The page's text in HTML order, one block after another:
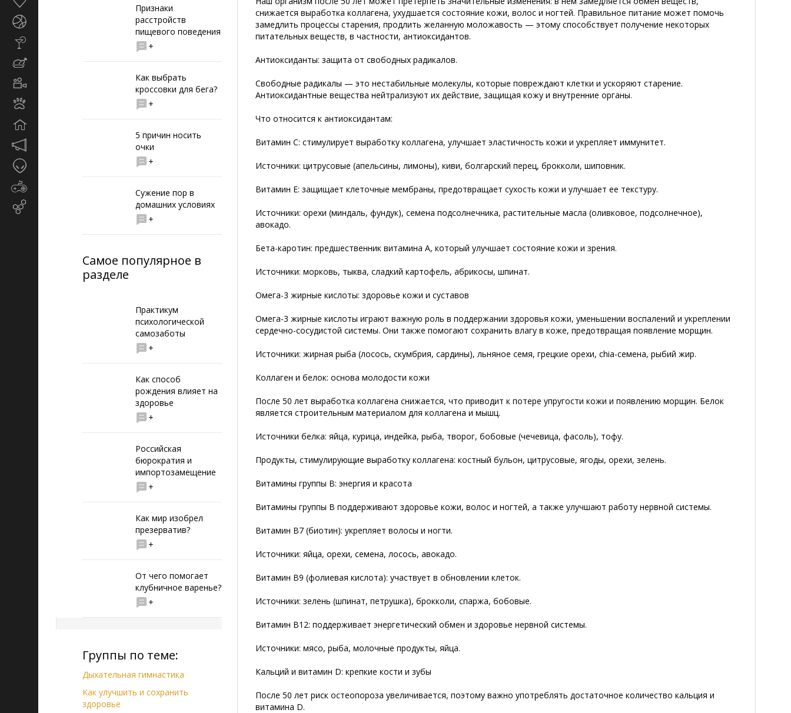
Признаки
расстройств
пищевого поведения
+
Как выбрать
кроссовки для бега?
+
5 причин носить
очки
+
Сужение пор в
домашних условиях
+
Самое популярное в
разделе
Практикум
психологической
самозаботы
+
Как способ
рождения влияет на
здоровье
+
Российская
бюрократия и
импортозамещение
+
Как мир изобрел
презерватив?
+
От чего помогает
клубничное варенье?
+
Группы по теме:
Дыхательная гимнастика
Как улучшить и сохранить
здоровье
снижается выработка коллагена, ухудшается состояние кожи, волос и ногтей. Правильное питание может помочь
замедлить процессы старения, продлить желанную моложавость — этому способствует получение некоторых
питательных веществ, в частности, антиоксидантов.
Антиоксиданты: защита от свободных радикалов.
Свободные радикалы — это нестабильные молекулы, которые повреждают клетки и ускоряют старение.
Антиоксидантные вещества нейтрализуют их действие, защищая кожу и внутренние органы.
Что относится к антиоксидантам:
Витамин С: стимулирует выработку коллагена, улучшает эластичность кожи и укрепляет иммунитет.
Источники: цитрусовые (апельсины, лимоны), киви, болгарский перец, брокколи, шиповник.
Витамин Е: защищает клеточные мембраны, предотвращает сухость кожи и улучшает ее текстуру.
Источники: орехи (миндаль, фундук), семена подсолнечника, растительные масла (оливковое, подсолнечное),
авокадо.
Бета-каротин: предшественник витамина А, который улучшает состояние кожи и зрения.
Источники: морковь, тыква, сладкий картофель, абрикосы, шпинат.
Омега-3 жирные кислоты: здоровье кожи и суставов
Омега-3 жирные кислоты играют важную роль в поддержании здоровья кожи, уменьшении воспалений и укреплении
сердечно-сосудистой системы. Они также помогают сохранить влагу в коже, предотвращая появление морщин.
Источники: жирная рыба (лосось, скумбрия, сардины), льняное семя, грецкие орехи, chia-семена, рыбий жир.
Коллаген и белок: основа молодости кожи
После 50 лет выработка коллагена снижается, что приводит к потере упругости кожи и появлению морщин. Белок
является строительным материалом для коллагена и мышц.
Источники белка: яйца, курица, индейка, рыба, творог, бобовые (чечевица, фасоль), тофу.
Продукты, стимулирующие выработку коллагена: костный бульон, цитрусовые, ягоды, орехи, зелень.
Витамины группы В: энергия и красота
Витамины группы В поддерживают здоровье кожи, волос и ногтей, а также улучшают работу нервной системы.
Витамин В7 (биотин): укрепляет волосы и ногти.
Источники: яйца, орехи, семена, лосось, авокадо.
Витамин В9 (фолиевая кислота): участвует в обновлении клеток.
Источники: зелень (шпинат, петрушка), брокколи, спаржа, бобовые.
Витамин В12: поддерживает энергетический обмен и здоровье нервной системы.
Источники: мясо, рыба, молочные продукты, яйца.
Кальций и витамин D: крепкие кости и зубы
После 50 лет риск остеопороза увеличивается, поэтому важно употреблять достаточное количество кальция и
витамина D.